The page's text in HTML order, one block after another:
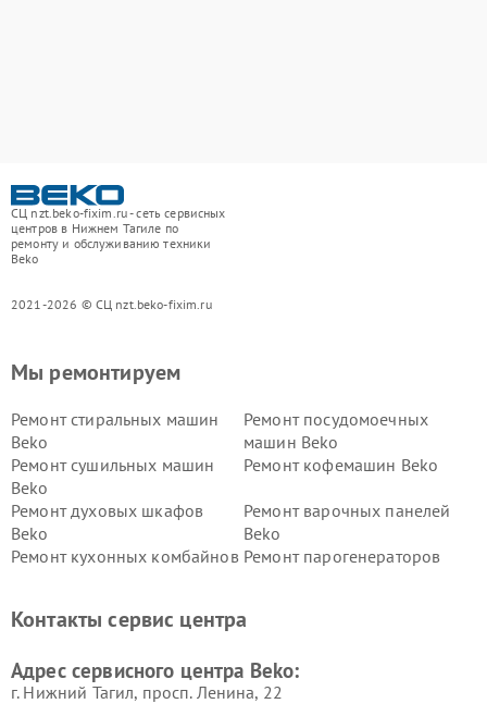
СЦ nzt.beko-fixim.ru - сеть сервисных
центров в Нижнем Тагиле по
ремонту и обслуживанию техники
Beko
2021-2026 © СЦ nzt.beko-fixim.ru
Мы ремонтируем
Ремонт стиральных машин
Beko
Ремонт посудомоечных
машин Beko
Ремонт сушильных машин
Beko
Ремонт кофемашин Beko
Ремонт духовых шкафов
Beko
Ремонт варочных панелей
Beko
Ремонт кухонных комбайнов Ремонт парогенераторов
Ремонт холодильников Beko Ремонт морозильных камер
Контакты сервис центра
Адрес сервисного центра Beko:
г. Нижний Тагил, просп. Ленина, 22